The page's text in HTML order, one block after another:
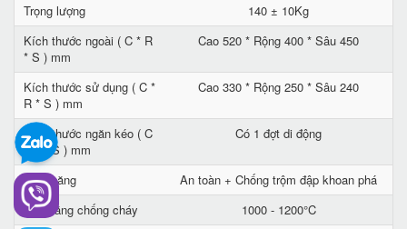
Trọng lượng
140 ± 10Kg
Kích thước ngoài ( C * R
* S ) mm
Cao 520 * Rộng 400 * Sâu 450
Kích thước sử dụng ( C *
R * S ) mm
Cao 330 * Rộng 250 * Sâu 240
Kích thước ngăn kéo ( C
* R * S ) mm
Có 1 đợt di động
Tính năng
An toàn + Chống trộm đập khoan phá
Khả năng chống cháy
1000 - 1200°C